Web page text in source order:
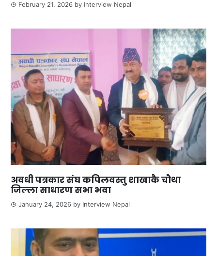
February 21, 2026 by Interview Nepal
अवधी पत्रकार संघ कपिलवस्तु शाखाकै चौथा
जिल्ला साधारण सभा भवा
January 24, 2026 by Interview Nepal